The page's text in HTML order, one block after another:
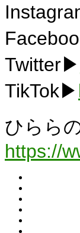
Twitter▶
TikTok▶
ひらら
https://